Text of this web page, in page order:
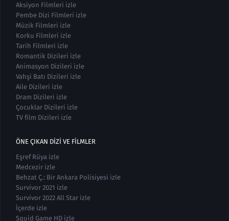
Aksiyon Filmleri izle
Pembe Dizi Filmleri izle
Müzik Filmleri izle
Korku Filmleri izle
Tarih Filmleri izle
Romantik Dizileri izle
Animasyon Dizileri izle
Vahşi Batı Dizileri izle
Aile Dizileri izle
Dram Dizileri izle
Çocuklar Dizileri izle
TV film Dizileri izle
ÖNE ÇIKAN DIZI VE FILMLER
Eşref Rüya izle
Medcezir izle
Behzat Ç.: Bir Ankara Polisiyesi izle
Survivor 2021 izle
Survivor 2022 All Star izle
İçerde izle
Squid Game HD izle